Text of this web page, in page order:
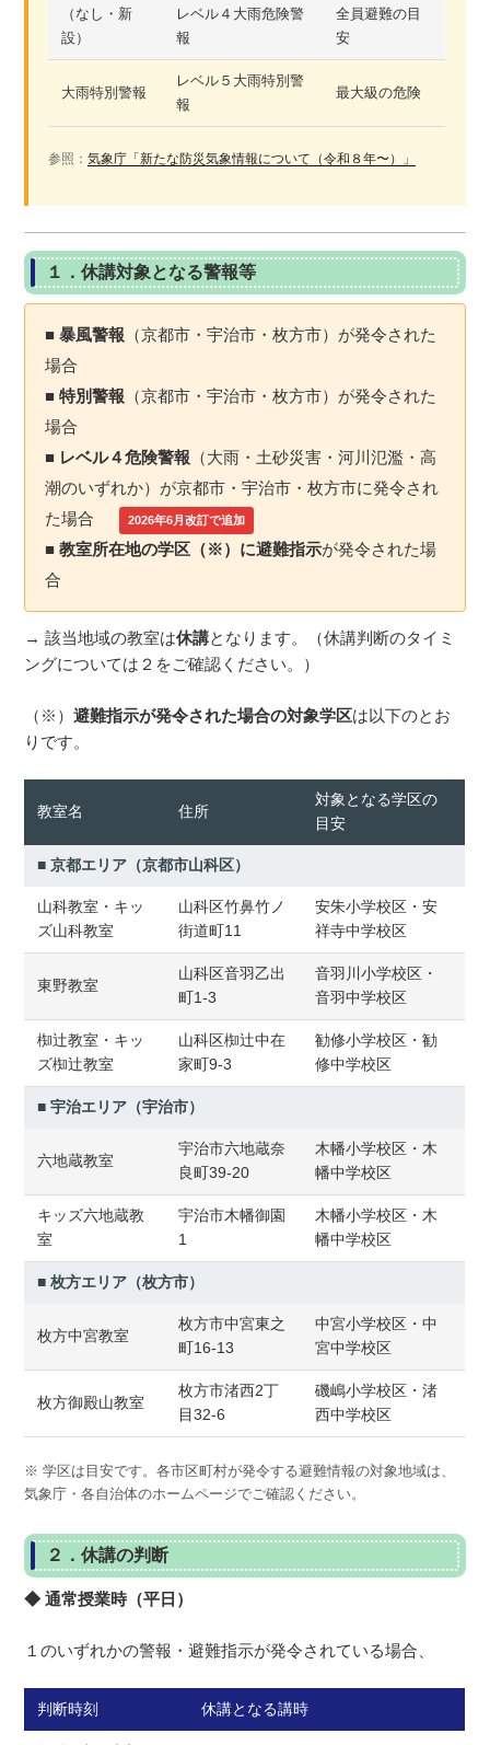
（なし・新
設）
レベル４大雨危険警
報
全員避難の目
安
大雨特別警報
レベル５大雨特別警
報
最大級の危険
参照：気象庁「新たな防災気象情報について（令和８年〜）」
１．休講対象となる警報等
■ 暴風警報 （京都市・宇治市・枚方市）が発令された
場合
■ 特別警報 （京都市・宇治市・枚方市）が発令された
場合
■ レベル４危険警報 （大雨・土砂災害・河川氾濫・高
潮のいずれか）が京都市・宇治市・枚方市に発令され
た場合
2026年6月改訂で追加
■ 教室所在地の学区（※）に避難指示が発令された場
合
→ 該当地域の教室は休講となります。（休講判断のタイミ
ングについては２をご確認ください。）
（※）避難指示が発令された場合の対象学区は以下のとお
りです。
教室名 住所
対象となる学区の
目安
■ 京都エリア（京都市山科区）
山科教室・キッ
ズ山科教室
山科区竹鼻竹ノ
街道町11
安朱小学校区・安
祥寺中学校区
東野教室
山科区音羽乙出
町1-3
音羽川小学校区・
音羽中学校区
椥辻教室・キッ
ズ椥辻教室
山科区椥辻中在
家町9-3
勧修小学校区・勧
修中学校区
■ 宇治エリア（宇治市）
六地蔵教室
宇治市六地蔵奈
良町39-20
木幡小学校区・木
幡中学校区
キッズ六地蔵教
室
宇治市木幡御園
1
木幡小学校区・木
幡中学校区
■ 枚方エリア（枚方市）
枚方中宮教室
枚方市中宮東之
町16-13
中宮小学校区・中
宮中学校区
枚方御殿山教室
枚方市渚西2丁
目32-6
磯嶋小学校区・渚
西中学校区
※ 学区は目安です。各市区町村が発令する避難情報の対象地域は、
気象庁・各自治体のホームページでご確認ください。
２．休講の判断
◆ 通常授業時（平日）
１のいずれかの警報・避難指示が発令されている場合、
判断時刻 休講となる講時